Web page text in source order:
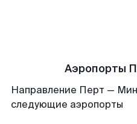
Аэропорты
Направление Перт —
следующие аэропорты